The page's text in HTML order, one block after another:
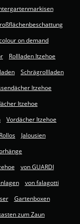
on demand
Rollladen Itzehoe
Schrägrollladen
Itzehoe
Itzehoe
Vordächer Itzehoe
Rollos
Jalousien
von GUARDI
von falagotti
Gartenboxen
zum Zaun